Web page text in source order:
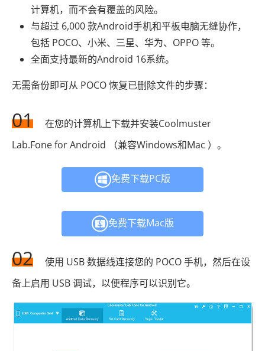
计算机，而不会有覆盖的风险。
与超过 6,000 款Android手机和平板电脑无缝协作，
包括 POCO、小米、三星、华为、OPPO 等。
全面支持最新的Android 16系统。
无需备份即可从 POCO 恢复已删除文件的步骤：
01
在您的计算机上下载并安装Coolmuster
Lab.Fone for Android （兼容Windows和Mac ）。
免费下载PC版
免费下载Mac版
02
使用 USB 数据线连接您的 POCO 手机，然后在设
备上启用 USB 调试，以便程序可以识别它。